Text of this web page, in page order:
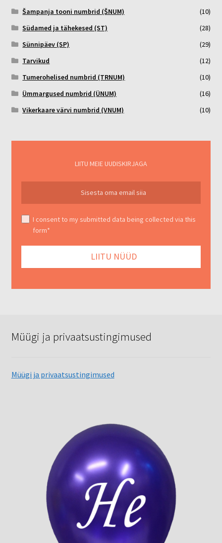
Šampanja tooni numbrid (ŠNUM)
(10)
Südamed ja tähekesed (ST)
(28)
Sünnipäev (SP)
(29)
Tarvikud
(12)
Tumerohelised numbrid (TRNUM)
(10)
Ümmargused numbrid (ÜNUM)
(16)
Vikerkaare värvi numbrid (VNUM)
(10)
LIITU MEIE UUDISKIRJAGA
I consent to my submitted data being collected via this
form*
Müügi ja privaatsustingimused
Müügi ja privaatsustingimused